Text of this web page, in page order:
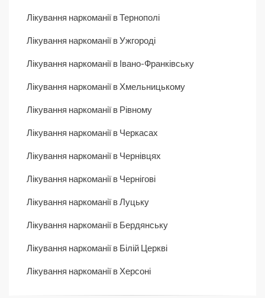
Лікування наркоманії в Тернополі
Лікування наркоманії в Ужгороді
Лікування наркоманії в Івано-Франківську
Лікування наркоманії в Хмельницькому
Лікування наркоманії в Рівному
Лікування наркоманії в Черкасах
Лікування наркоманії в Чернівцях
Лікування наркоманії в Чернігові
Лікування наркоманії в Луцьку
Лікування наркоманії в Бердянську
Лікування наркоманії в Білій Церкві
Лікування наркоманії в Херсоні